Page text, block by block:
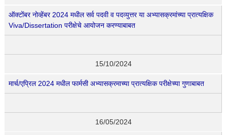
ऑक्टोंबर नोव्हेंबर 2024 मधील सर्व पदवी व पदव्युत्तर या अभ्यासक्रमांच्या प्रात्यक्षिक
Viva/Dissertation परीक्षेचे आयोजन करण्याबाबत
15/10/2024
मार्च/एप्रिल 2024 मधील फार्मसी अभ्यासक्रमाच्या प्रात्यक्षिक परीक्षेच्या गुणाबाबत
16/05/2024